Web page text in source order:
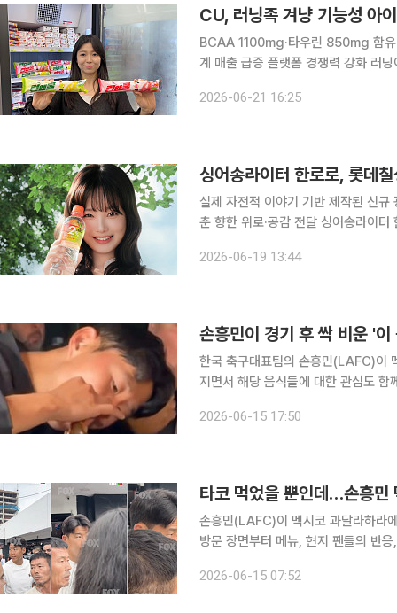
CU, 러닝족 겨냥 기능성 아
BCAA 1100mg·타우린 850mg 함유
계 매출 급증 플랫폼 경쟁력 강화 러닝이 대중적인 라이프스타일 문화로 자리 잡은 가운데, 편의점
리테일이 운영하는 편의점 CU는 러
2026-06-21 16:25
싱어송라이터 한로로, 롯데
실제 자전적 이야기 기반 제작된 신
춘 향한 위로·공감 전달 싱어송라이터 한로로가 청춘들의 갈증을 달래는 국민 음료 브랜드의 메인
2026-06-19 13:44
손흥민이 경기 후 싹 비운 '
한국 축구대표팀의 손흥민(LAFC)이
지면서 해당 음식들에 대한 관심도 함께 커지고 있다. 14일(현지시간
2026-06-15 17:50
타코 먹었을 뿐인데…손흥민
손흥민(LAFC)이 멕시코 과달라하라
방문 장면부터 메뉴, 현지 팬들의 반
드'에 따르면 손흥민은 한국 축구대표
2026-06-15 07:52